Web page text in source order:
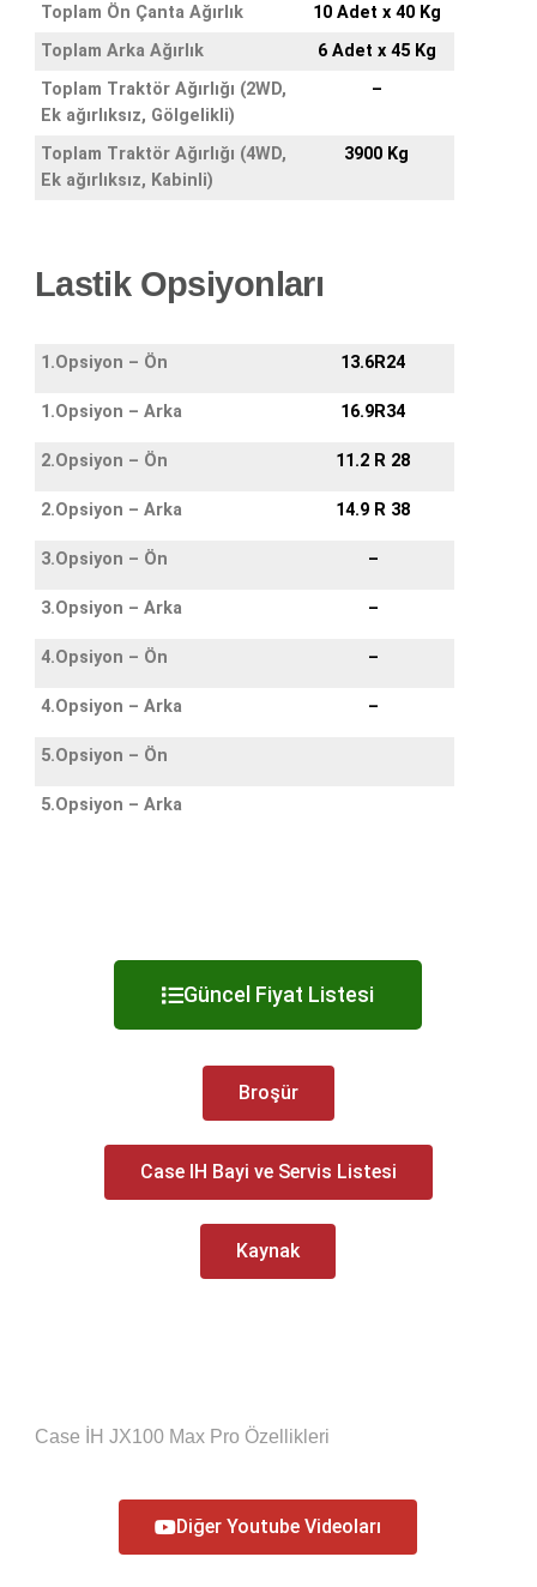
Toplam Ön Çanta Ağırlık
10 Adet x 40 Kg
Toplam Arka Ağırlık
6 Adet x 45 Kg
Toplam Traktör Ağırlığı (2WD,
Ek ağırlıksız, Gölgelikli)
–
Toplam Traktör Ağırlığı (4WD,
Ek ağırlıksız, Kabinli)
3900 Kg
Lastik Opsiyonları
1.Opsiyon – Ön 13.6R24
1.Opsiyon – Arka 16.9R34
2.Opsiyon – Ön 11.2 R 28
2.Opsiyon – Arka 14.9 R 38
3.Opsiyon – Ön –
3.Opsiyon – Arka –
4.Opsiyon – Ön –
4.Opsiyon – Arka –
5.Opsiyon – Ön
5.Opsiyon – Arka
Güncel Fiyat Listesi
Broşür
Case IH Bayi ve Servis Listesi
Kaynak
Case İH JX100 Max Pro Özellikleri
Diğer Youtube Videoları